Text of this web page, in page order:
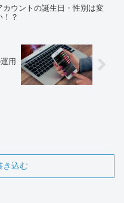
カウントの誕生日・性別は変
？
用
き込む